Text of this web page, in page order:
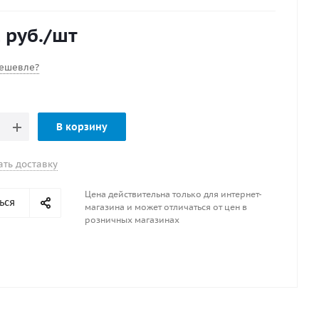
9руб./шт
В корзину
доставку
Цена действительна только для интернет-
магазина и может отличаться от цен в
розничных магазинах